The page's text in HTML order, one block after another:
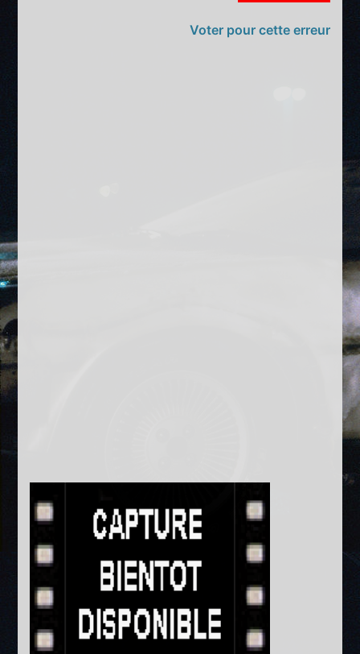
Voter pour cette erreur